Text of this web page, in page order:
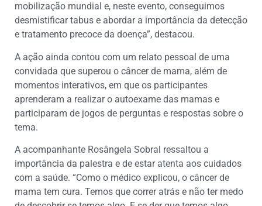
mobilização mundial e, neste evento, conseguimos
desmistificar tabus e abordar a importância da detecção
e tratamento precoce da doença”, destacou.
A ação ainda contou com um relato pessoal de uma
convidada que superou o câncer de mama, além de
momentos interativos, em que os participantes
aprenderam a realizar o autoexame das mamas e
participaram de jogos de perguntas e respostas sobre o
tema.
A acompanhante Rosângela Sobral ressaltou a
importância da palestra e de estar atenta aos cuidados
com a saúde. “Como o médico explicou, o câncer de
mama tem cura. Temos que correr atrás e não ter medo